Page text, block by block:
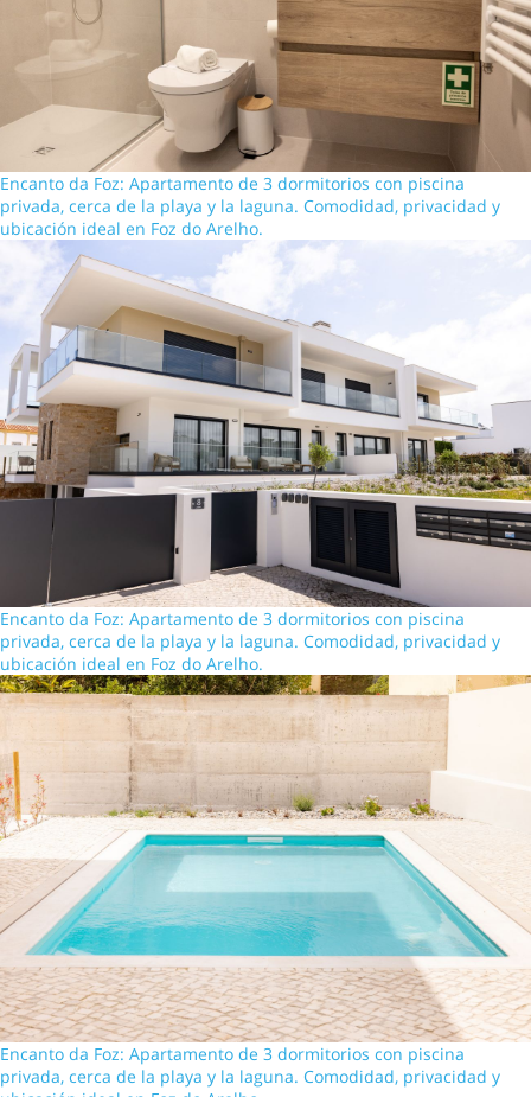
Encanto da Foz: Apartamento de 3 dormitorios con piscina
privada, cerca de la playa y la laguna. Comodidad, privacidad y
ubicación ideal en Foz do Arelho.
Encanto da Foz: Apartamento de 3 dormitorios con piscina
privada, cerca de la playa y la laguna. Comodidad, privacidad y
ubicación ideal en Foz do Arelho.
Encanto da Foz: Apartamento de 3 dormitorios con piscina
privada, cerca de la playa y la laguna. Comodidad, privacidad y